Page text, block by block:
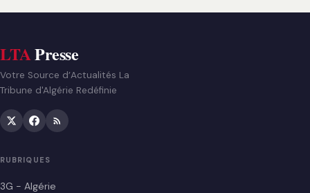
LTAPresse
Votre Source d’Actualités La
Tribune d'Algérie Redéfinie
RUBRIQUES
3G - Algérie